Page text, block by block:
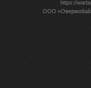
https://
ООО